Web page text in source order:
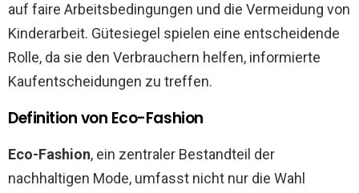
auf faire Arbeitsbedingungen und die Vermeidung von
Kinderarbeit. Gütesiegel spielen eine entscheidende
Rolle, da sie den Verbrauchern helfen, informierte
Kaufentscheidungen zu treffen.
Definition von Eco-Fashion
Eco-Fashion, ein zentraler Bestandteil der
nachhaltigen Mode, umfasst nicht nur die Wahl